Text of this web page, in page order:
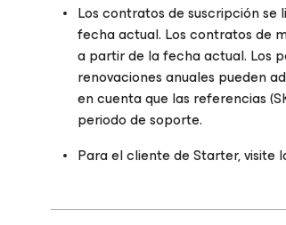
Los contratos de suscripción se
fecha actual. Los contratos de
a partir de la fecha actual. Los
renovaciones anuales pueden
en cuenta que las referencias
periodo de soporte.
Para el cliente de Starter, visite